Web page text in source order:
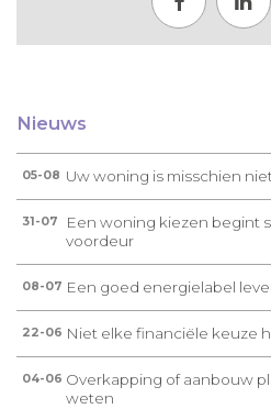
Nieuws
05-08 Uw woning is misschien
31-07
Een woning kiezen begint
voordeur
08-07 Een goed energielabel
22-06 Niet elke financiële keuze
04-06 Overkapping of aanbouw
weten